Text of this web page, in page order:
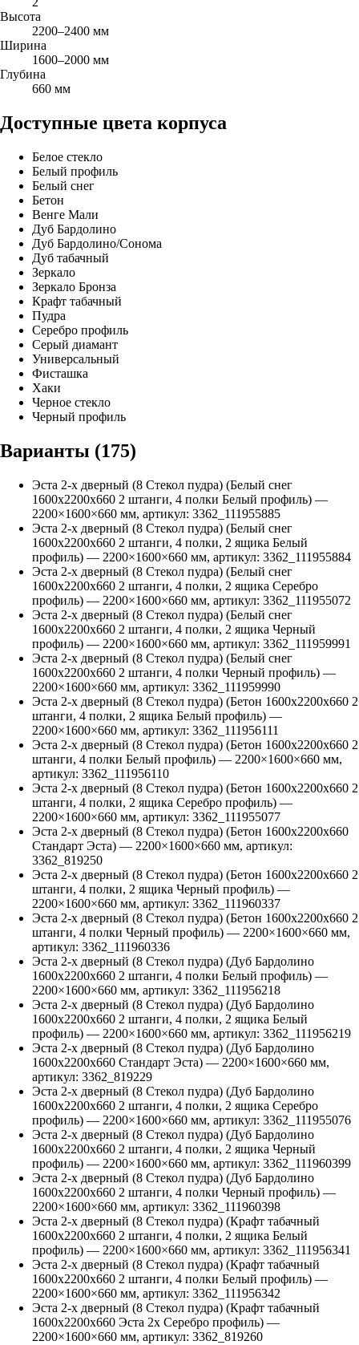
Высота
2200–2400 мм
Ширина
1600–2000 мм
Глубина
660 мм
Доступные цвета корпуса
Белое стекло
Белый профиль
Белый снег
Бетон
Венге Мали
Дуб Бардолино
Дуб Бардолино/Сонома
Дуб табачный
Зеркало
Зеркало Бронза
Крафт табачный
Пудра
Серебро профиль
Серый диамант
Универсальный
Фисташка
Хаки
Черное стекло
Черный профиль
Варианты (175)
Эста 2-х дверный (8 Стекол пудра) (Белый снег
1600х2200х660 2 штанги, 4 полки Белый профиль) —
2200×1600×660 мм, артикул: 3362_111955885
Эста 2-х дверный (8 Стекол пудра) (Белый снег
1600х2200х660 2 штанги, 4 полки, 2 ящика Белый
профиль) — 2200×1600×660 мм, артикул: 3362_111955884
Эста 2-х дверный (8 Стекол пудра) (Белый снег
1600х2200х660 2 штанги, 4 полки, 2 ящика Серебро
профиль) — 2200×1600×660 мм, артикул: 3362_111955072
Эста 2-х дверный (8 Стекол пудра) (Белый снег
1600х2200х660 2 штанги, 4 полки, 2 ящика Черный
профиль) — 2200×1600×660 мм, артикул: 3362_111959991
Эста 2-х дверный (8 Стекол пудра) (Белый снег
1600х2200х660 2 штанги, 4 полки Черный профиль) —
2200×1600×660 мм, артикул: 3362_111959990
Эста 2-х дверный (8 Стекол пудра) (Бетон 1600х2200х660 2
штанги, 4 полки, 2 ящика Белый профиль) —
2200×1600×660 мм, артикул: 3362_111956111
Эста 2-х дверный (8 Стекол пудра) (Бетон 1600х2200х660 2
штанги, 4 полки Белый профиль) — 2200×1600×660 мм,
артикул: 3362_111956110
Эста 2-х дверный (8 Стекол пудра) (Бетон 1600х2200х660 2
штанги, 4 полки, 2 ящика Серебро профиль) —
2200×1600×660 мм, артикул: 3362_111955077
Эста 2-х дверный (8 Стекол пудра) (Бетон 1600х2200х660
Стандарт Эста) — 2200×1600×660 мм, артикул:
3362_819250
Эста 2-х дверный (8 Стекол пудра) (Бетон 1600х2200х660 2
штанги, 4 полки, 2 ящика Черный профиль) —
2200×1600×660 мм, артикул: 3362_111960337
Эста 2-х дверный (8 Стекол пудра) (Бетон 1600х2200х660 2
штанги, 4 полки Черный профиль) — 2200×1600×660 мм,
артикул: 3362_111960336
Эста 2-х дверный (8 Стекол пудра) (Дуб Бардолино
1600х2200х660 2 штанги, 4 полки Белый профиль) —
2200×1600×660 мм, артикул: 3362_111956218
Эста 2-х дверный (8 Стекол пудра) (Дуб Бардолино
1600х2200х660 2 штанги, 4 полки, 2 ящика Белый
профиль) — 2200×1600×660 мм, артикул: 3362_111956219
Эста 2-х дверный (8 Стекол пудра) (Дуб Бардолино
1600х2200х660 Стандарт Эста) — 2200×1600×660 мм,
артикул: 3362_819229
Эста 2-х дверный (8 Стекол пудра) (Дуб Бардолино
1600х2200х660 2 штанги, 4 полки, 2 ящика Серебро
профиль) — 2200×1600×660 мм, артикул: 3362_111955076
Эста 2-х дверный (8 Стекол пудра) (Дуб Бардолино
1600х2200х660 2 штанги, 4 полки, 2 ящика Черный
профиль) — 2200×1600×660 мм, артикул: 3362_111960399
Эста 2-х дверный (8 Стекол пудра) (Дуб Бардолино
1600х2200х660 2 штанги, 4 полки Черный профиль) —
2200×1600×660 мм, артикул: 3362_111960398
Эста 2-х дверный (8 Стекол пудра) (Крафт табачный
1600х2200х660 2 штанги, 4 полки, 2 ящика Белый
профиль) — 2200×1600×660 мм, артикул: 3362_111956341
Эста 2-х дверный (8 Стекол пудра) (Крафт табачный
1600х2200х660 2 штанги, 4 полки Белый профиль) —
2200×1600×660 мм, артикул: 3362_111956342
Эста 2-х дверный (8 Стекол пудра) (Крафт табачный
1600х2200х660 Эста 2х Серебро профиль) —
2200×1600×660 мм, артикул: 3362_819260